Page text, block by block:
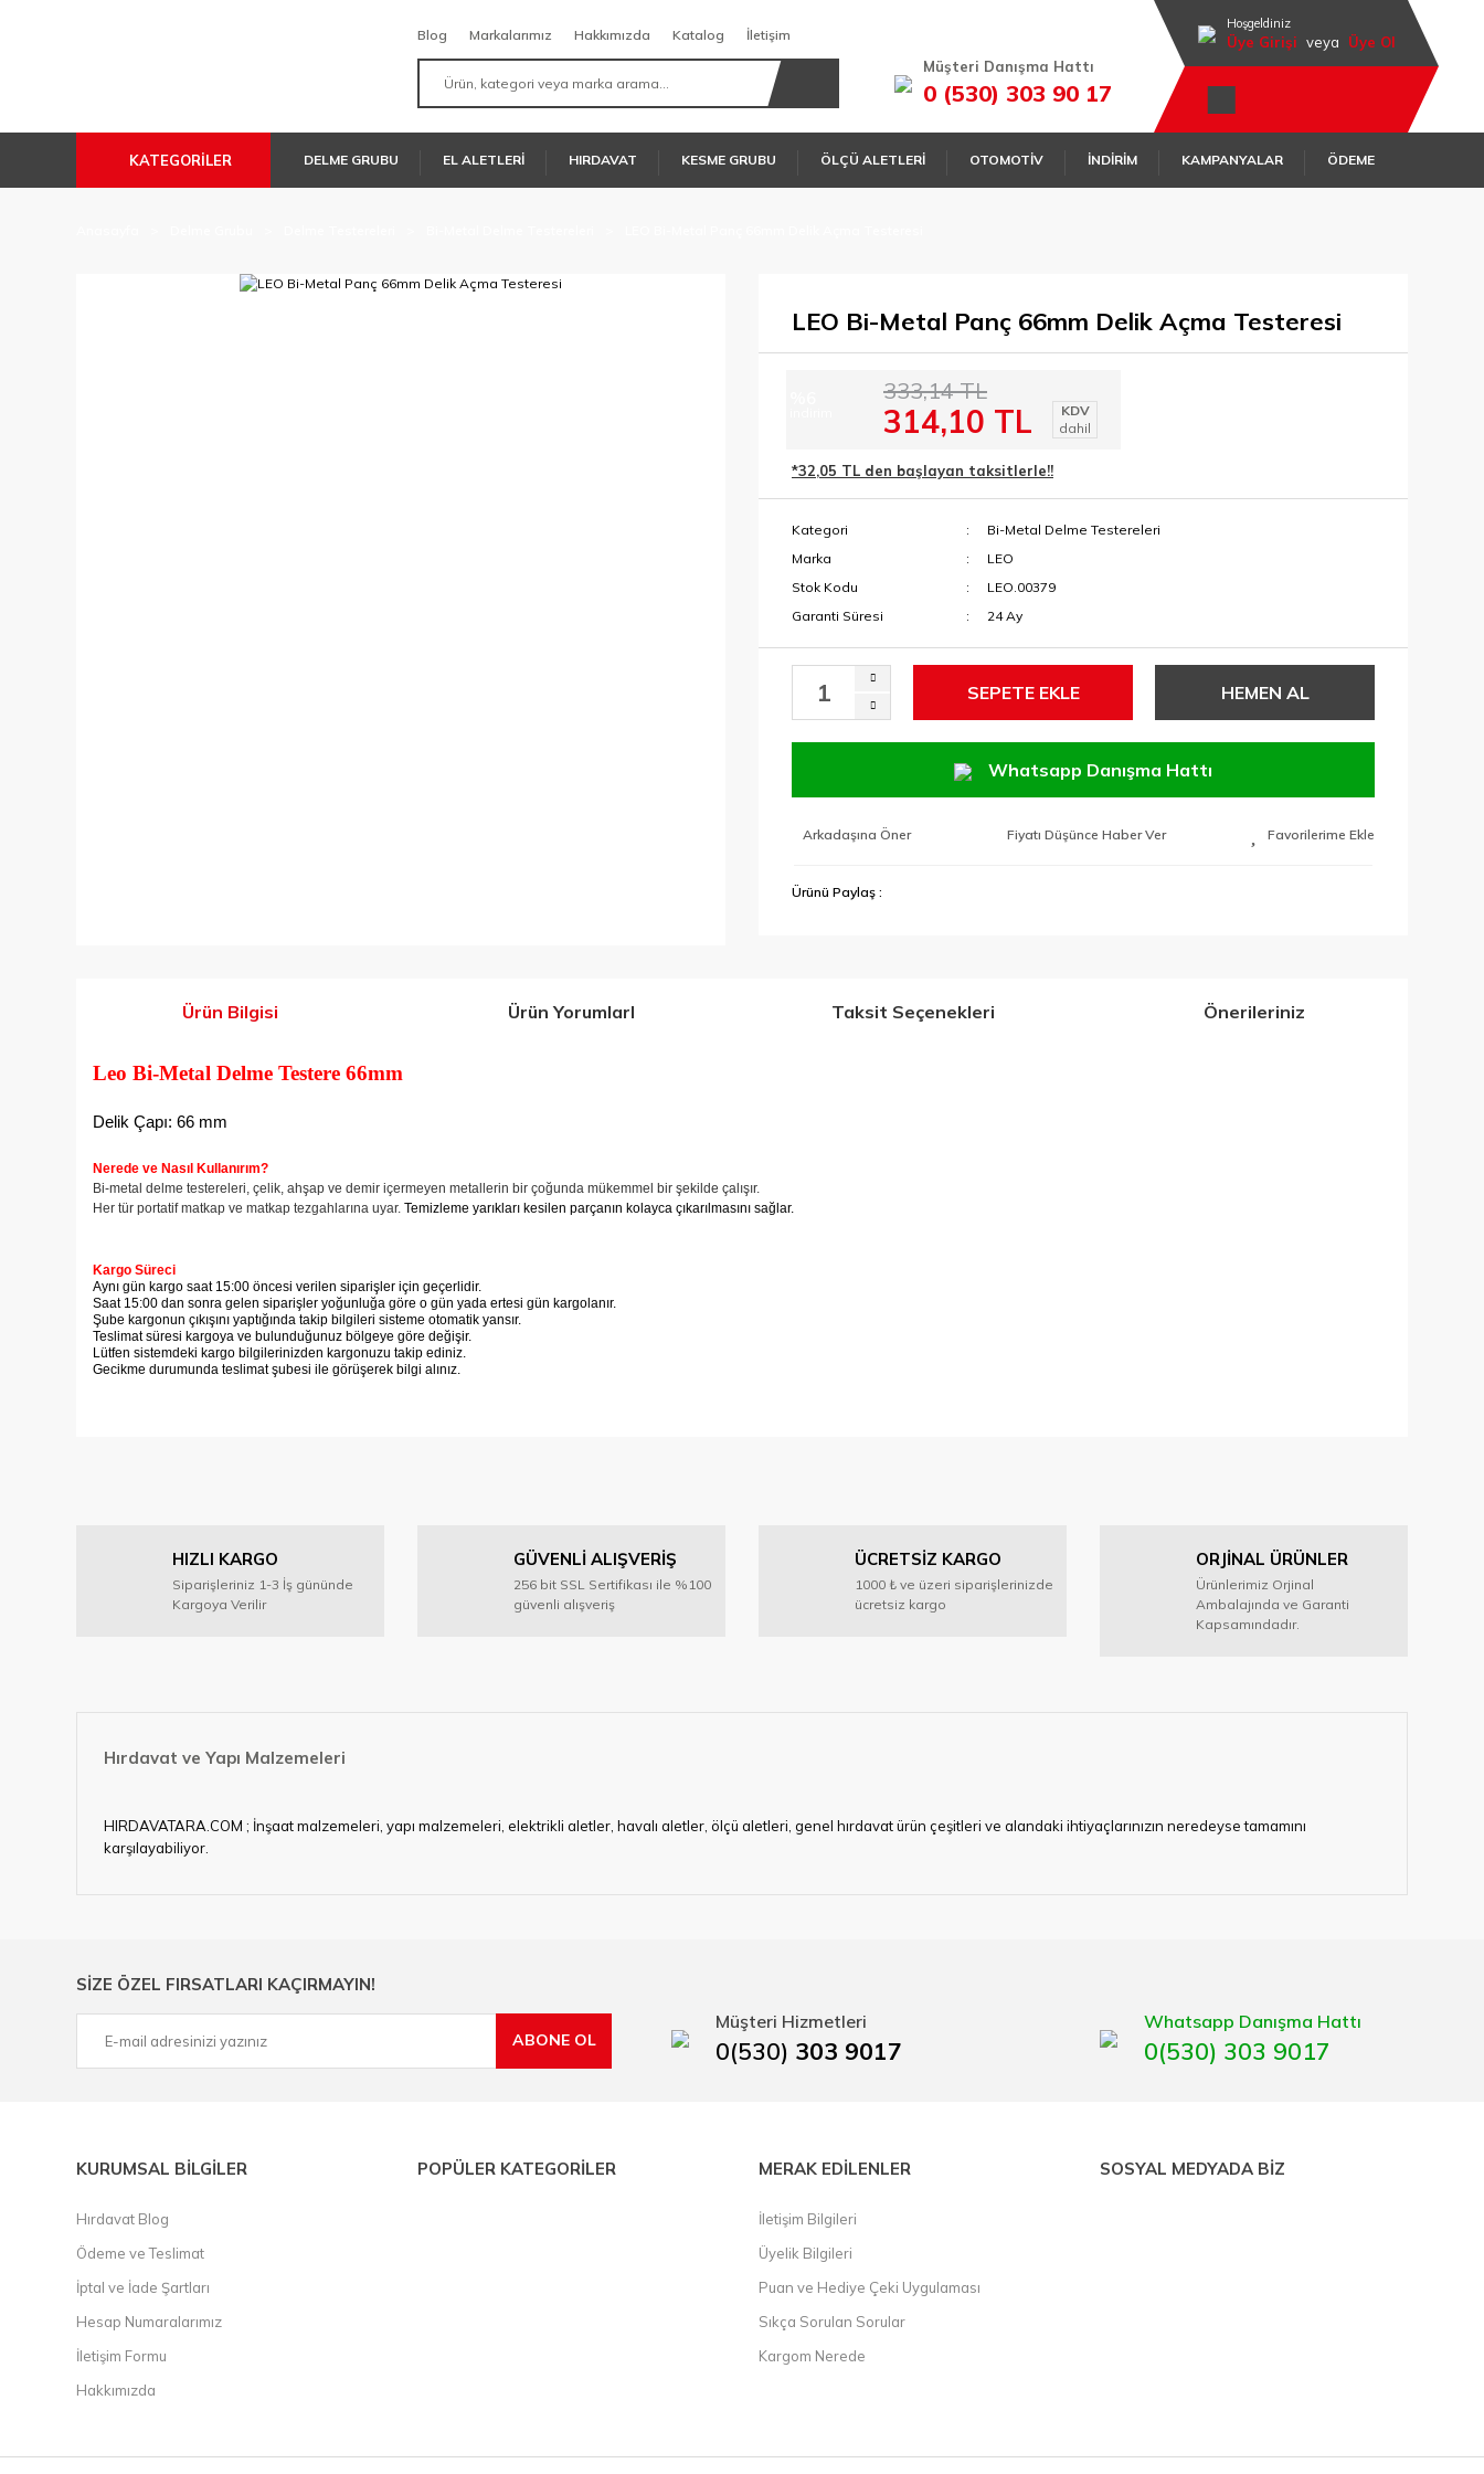
Blog Markalarımız Hakkımızda Katalog İletişim
Müşteri Danışma Hattı
0 (530) 303 90 17
Hoşgeldiniz
Üye Girişi veya Üye Ol
KATEGORİLER DELME GRUBU EL ALETLERİ HIRDAVAT KESME GRUBU ÖLÇÜ ALETLERİ OTOMOTİV İNDİRİM KAMPANYALAR ÖDEME
LEO Bi-Metal Panç 66mm Delik Açma Testeresi
333,14 TL
314,10 TL
KDV
dahil
*32,05 TL den başlayan taksitlerle!!
Kategori
Bi-Metal Delme Testereleri
Marka
LEO
Stok Kodu
LEO.00379
Garanti Süresi
24 Ay
SEPETE EKLE HEMEN AL
Whatsapp Danışma Hattı
Arkadaşına Öner Fiyatı Düşünce Haber Ver
Ürünü Paylaş :
Ürün Bilgisi Ürün YorumlarI Taksit Seçenekleri Önerileriniz
Leo Bi-Metal Delme Testere 66mm
Delik Çapı: 66 mm
Nerede ve Nasıl Kullanırım?
Bi-metal delme testereleri, çelik, ahşap ve demir içermeyen metallerin bir çoğunda mükemmel bir şekilde çalışır.
Her tür portatif matkap ve matkap tezgahlarına uyar. Temizleme yarıkları kesilen parçanın kolayca çıkarılmasını sağlar.
Kargo Süreci
Aynı gün kargo saat 15:00 öncesi verilen siparişler için geçerlidir.
Saat 15:00 dan sonra gelen siparişler yoğunluğa göre o gün yada ertesi gün kargolanır.
Şube kargonun çıkışını yaptığında takip bilgileri sisteme otomatik yansır.
Teslimat süresi kargoya ve bulunduğunuz bölgeye göre değişir.
Lütfen sistemdeki kargo bilgilerinizden kargonuzu takip ediniz.
Gecikme durumunda teslimat şubesi ile görüşerek bilgi alınız.
Ürün bilgilerinde hatalar bulunuyor.
HIZLI KARGO
Siparişleriniz 1-3 İş gününde
Kargoya Verilir
GÜVENLİ ALIŞVERİŞ
256 bit SSL Sertifikası ile %100
güvenli alışveriş
ÜCRETSİZ KARGO
1000 ₺ ve üzeri siparişlerinizde
ücretsiz kargo
ORJİNAL ÜRÜNLER
Ürünlerimiz Orjinal
Ambalajında ve Garanti
Kapsamındadır.
Hırdavat ve Yapı Malzemeleri
HIRDAVATARA.COM ; İnşaat malzemeleri, yapı malzemeleri, elektrikli aletler, havalı aletler, ölçü aletleri, genel hırdavat ürün çeşitleri ve alandaki ihtiyaçlarınızın neredeyse tamamını
karşılayabiliyor.
çelik cetvel, tel fırça, kalem havya, karot uç, pafta takımları, boru kesiciler, çektirme, kablo makası, pürmüz, lazerli mesafe ölçme.
SİZE ÖZEL FIRSATLARI KAÇIRMAYIN!
ABONE OL
Müşteri Hizmetleri
0(530) 303 9017
Whatsapp Danışma Hattı
0(530) 303 9017
KURUMSAL BİLGİLER
Hırdavat Blog
Ödeme ve Teslimat
İptal ve İade Şartları
Hesap Numaralarımız
İletişim Formu
Hakkımızda
POPÜLER KATEGORİLER MERAK EDİLENLER
İletişim Bilgileri
Üyelik Bilgileri
Puan ve Hediye Çeki Uygulaması
Sıkça Sorulan Sorular
Kargom Nerede
SOSYAL MEDYADA BİZ